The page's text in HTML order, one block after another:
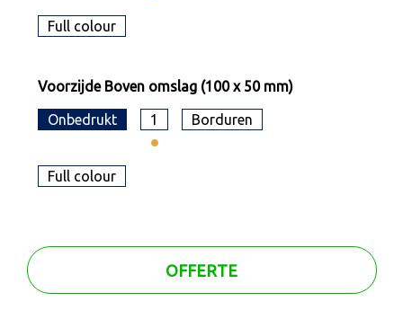
Full colour
Voorzijde Boven omslag (100 x 50 mm)
Onbedrukt 1 Borduren
Full colour
OFFERTE